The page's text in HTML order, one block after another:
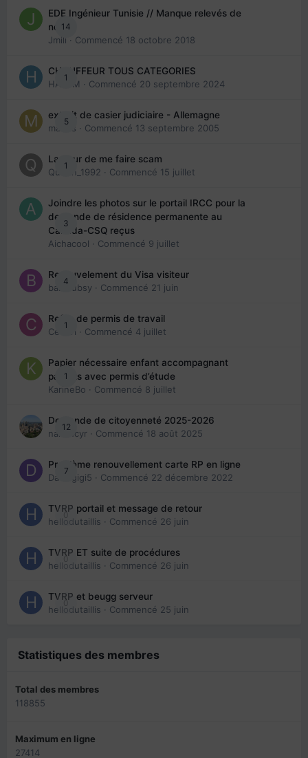
14
EDE Ingénieur Tunisie // Manque relevés de
note
Jmili · Commencé 18 octobre 2018
1
CHAUFFEUR TOUS CATEGORIES
HAZEM · Commencé 20 septembre 2024
5
extrait de casier judiciaire - Allemagne
maries · Commencé 13 septembre 2005
1
La peur de me faire scam
Queen_1992 · Commencé 15 juillet
3
Joindre les photos sur le portail IRCC pour la
demande de résidence permanente au
Canada-CSQ reçus
Aichacool · Commencé 9 juillet
4
Renouvelement du Visa visiteur
babibubsy · Commencé 21 juin
1
Refus de permis de travail
Cedbri · Commencé 4 juillet
1
Papier nécessaire enfant accompagnant
parents avec permis d’étude
KarineBo · Commencé 8 juillet
12
Demande de citoyenneté 2025-2026
nanancyr · Commencé 18 août 2025
7
Problème renouvellement carte RP en ligne
Davidgigi5 · Commencé 22 décembre 2022
0
TVRP portail et message de retour
hellodutaillis · Commencé 26 juin
0
TVRP ET suite de procédures
hellodutaillis · Commencé 26 juin
0
TVRP et beugg serveur
hellodutaillis · Commencé 25 juin
Statistiques des membres
Total des membres
118855
Maximum en ligne
27414